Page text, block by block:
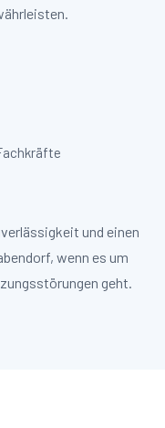
und einen
wenn es um
geht.